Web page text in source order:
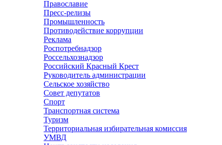
Православие
Пресс-релизы
Промышленность
Противодействие коррупции
Реклама
Роспотребнадзор
Россельхознадзор
Российский Красный Крест
Руководитель администрации
Сельское хозяйство
Совет депутатов
Спорт
Транспортная система
Туризм
Территориальная избирательная комиссия
УМВД